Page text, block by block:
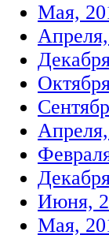
Мая,
Июня,
Мая,